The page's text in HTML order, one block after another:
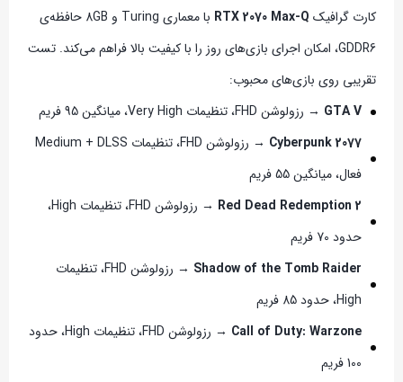
کارت گرافیک RTX 2070 Max-Q
با معماری Turing و 8GB حافظه‌ی
GDDR6، امکان اجرای بازی‌های روز را با کیفیت بالا فراهم می‌کند. تست
تقریبی روی بازی‌های محبوب:
GTA V → رزولوشن FHD، تنظیمات Very High، میانگین 95 فریم
Cyberpunk 2077
→ رزولوشن FHD، تنظیمات Medium + DLSS
فعال، میانگین 55 فریم
Red Dead Redemption 2
→ رزولوشن FHD، تنظیمات High،
حدود 70 فریم
Shadow of the Tomb Raider
→ رزولوشن FHD، تنظیمات
High، حدود 85 فریم
Call of Duty: Warzone
→ رزولوشن FHD، تنظیمات High، حدود
100 فریم